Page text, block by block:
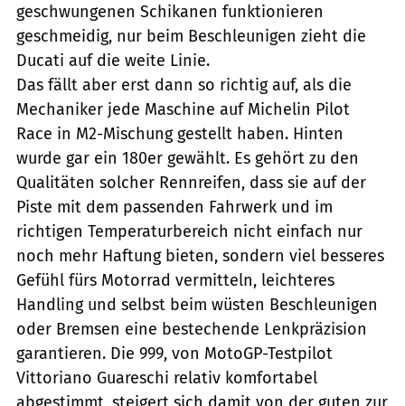
geschwungenen Schikanen funktionieren
geschmeidig, nur beim Beschleunigen zieht die
Ducati auf die weite Linie.
Das fällt aber erst dann so richtig auf, als die
Mechaniker jede Maschine auf Michelin Pilot
Race in M2-Mischung gestellt haben. Hinten
wurde gar ein 180er gewählt. Es gehört zu den
Qualitäten solcher Rennreifen, dass sie auf der
Piste mit dem passenden Fahrwerk und im
richtigen Temperaturbereich nicht einfach nur
noch mehr Haftung bieten, sondern viel besseres
Gefühl fürs Motorrad vermitteln, leichteres
Handling und selbst beim wüsten Beschleunigen
oder Bremsen eine bestechende Lenkpräzision
garantieren. Die 999, von MotoGP-Testpilot
Vittoriano Guareschi relativ komfortabel